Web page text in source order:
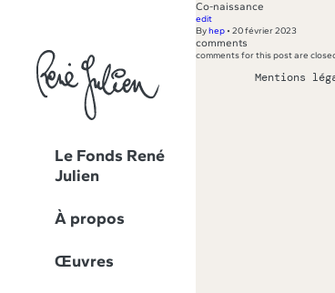
Le Fonds René
Julien
À propos
Œuvres
Co-naissance
edit
Byhep • 20 février 2023
comments
comments for this post are
Mentions